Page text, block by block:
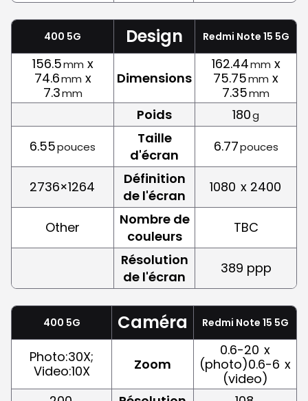
400 5G Design Redmi Note 15 5G
156.5mm x
74.6mm x
7.3mm
Dimensions
162.44mm x
75.75mm x
7.35mm
Poids 180g
6.55pouces
Taille
d'écran
6.77pouces
2736×1264
Définition
de l'écran
1080 x 2400
Other
Nombre de
couleurs
TBC
Résolution
de l'écran
389 ppp
400 5G Caméra Redmi Note 15 5G
Photo:30X;
Video:10X
Zoom
0.6-20 x
(photo)0.6-6 x
(video)